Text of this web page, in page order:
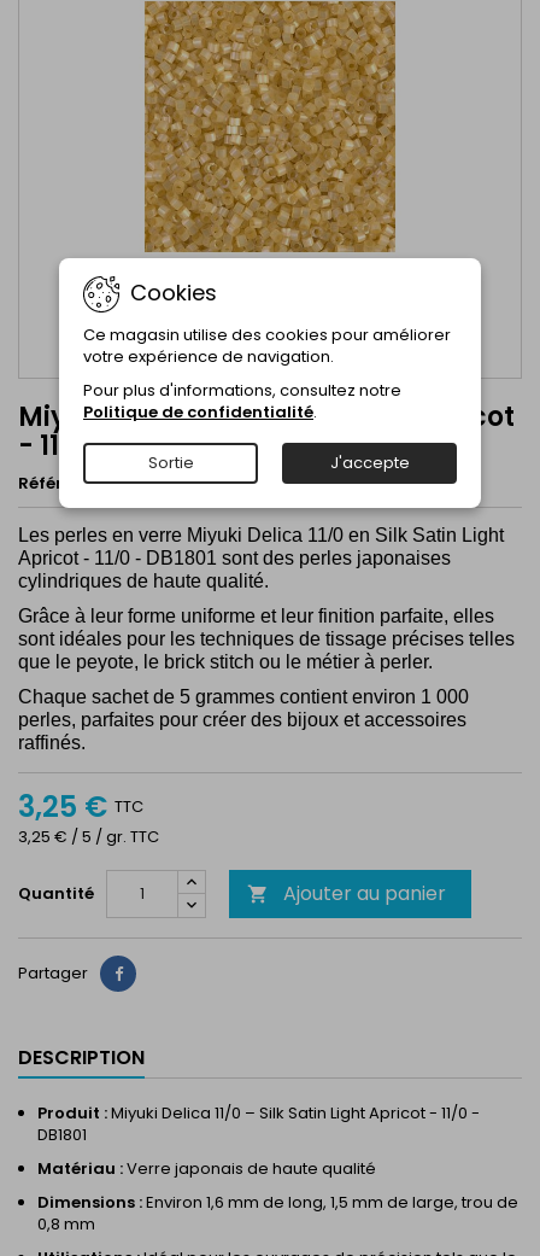
Miyuki Delica Silk Satin Light Apricot
- 11/0 - DB1801
RéférenceDB1801 MarqueMiyuki Beads
Les perles en verre Miyuki Delica 11/0 en Silk Satin Light
Apricot - 11/0 - DB1801 sont des perles japonaises
cylindriques de haute qualité.
Grâce à leur forme uniforme et leur finition parfaite, elles
sont idéales pour les techniques de tissage précises telles
que le peyote, le brick stitch ou le métier à perler.
Chaque sachet de 5 grammes contient environ 1 000
perles, parfaites pour créer des bijoux et accessoires
raffinés.
3,25 € TTC
3,25 € / 5 / gr. TTC
Quantité  Ajouter au panier
Partager Partager
DESCRIPTION
Produit :Miyuki Delica 11/0 – Silk Satin Light Apricot - 11/0 -
DB1801
Matériau :Verre japonais de haute qualité
Dimensions :Environ 1,6 mm de long, 1,5 mm de large, trou de
0,8 mm
Cookies
Ce magasin utilise des cookies pour améliorer
votre expérience de navigation.
Pour plus d'informations, consultez notre
Politique de confidentialité.
Sortie J'accepte